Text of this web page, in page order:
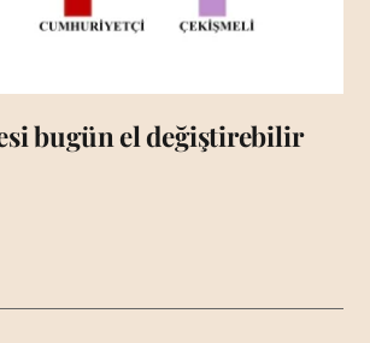
bugün el değiştirebilir